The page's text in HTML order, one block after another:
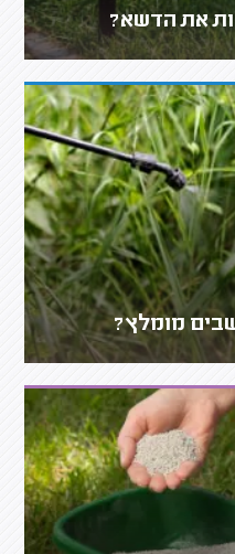
את הדשא?
מומלץ?